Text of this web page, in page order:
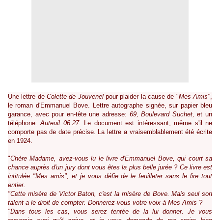
Une lettre de Colette de Jouvenelpour plaider la cause de "Mes Amis",
le roman d'Emmanuel Bove. Lettre autographe signée, sur papier bleu
garance, avec pour en-tête une adresse: 69, Boulevard Suchet, et un
téléphone: Auteuil 06.27.
Le document est intéressant, même s'il ne
comporte pas de date précise. La lettre a vraisemblablement été écrite
en 1924.
"Chère Madame, avez-vous lu le livre d'Emmanuel Bove, qui court sa
chance auprès d'un jury dont vous êtes la plus belle jurée ? Ce livre est
intitulée "Mes amis", et je vous défie de le feuilleter sans le lire tout
entier.
"Cette misère de Victor Baton, c'est la misère de Bove. Mais seul son
talent a le droit de compter. Donnerez-vous votre voix à Mes Amis ?
"Dans tous les cas, vous serez tentée de la lui donner. Je vous